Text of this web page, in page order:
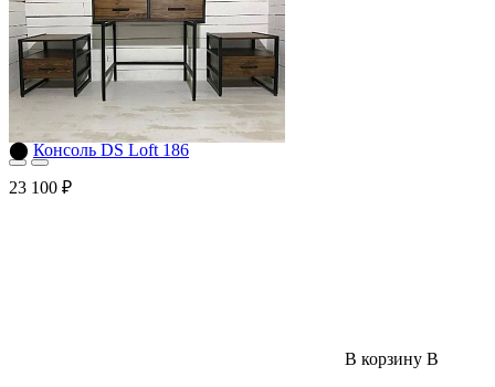
⬤ Консоль DS Loft 186
23 100 ₽
В корзину В